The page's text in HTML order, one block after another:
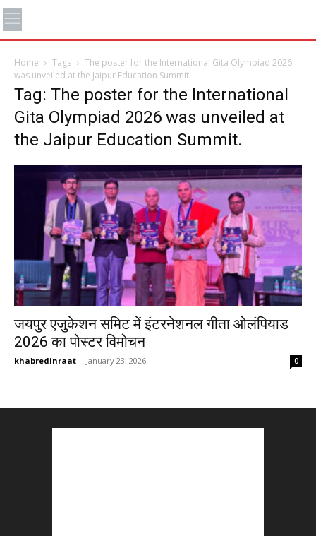
Home Tags
The poster for the International Gita Olympiad 2026
was unveiled at the Jaipur Education Summit.
Tag: The poster for the International
Gita Olympiad 2026 was unveiled at
the Jaipur Education Summit.
जयपुर एजुकेशन समिट में इंटरनेशनल गीता ओलंपियाड
2026 का पोस्टर विमोचन
khabredinraat - January 23, 2026 0